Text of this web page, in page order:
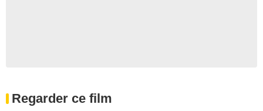
Regarder ce film